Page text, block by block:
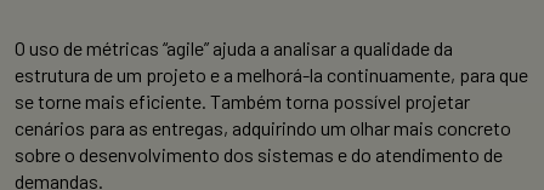
O uso de métricas “agile” ajuda a analisar a qualidade da
estrutura de um projeto e a melhorá-la continuamente, para que
se torne mais eficiente. Também torna possível projetar
cenários para as entregas, adquirindo um olhar mais concreto
sobre o desenvolvimento dos sistemas e do atendimento de
demandas.